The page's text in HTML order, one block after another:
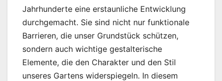
Jahrhunderte eine erstaunliche Entwicklung
durchgemacht. Sie sind nicht nur funktionale
Barrieren, die unser Grundstück schützen,
sondern auch wichtige gestalterische
Elemente, die den Charakter und den Stil
unseres Gartens widerspiegeln. In diesem